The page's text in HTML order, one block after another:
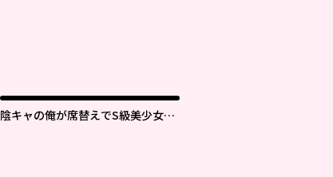
陰キャの俺が席替えでS級美少女に